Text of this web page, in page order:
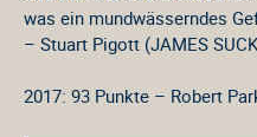
was ein mundwässerndes
– Stuart Pigott (JAMES S
2017: 93 Punkte – Robert